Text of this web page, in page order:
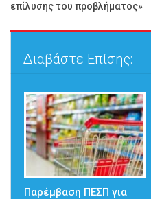
επίλυσης του προβλήματος»
Διαβάστε Επίσης:
Παρέμβαση ΠΕΣΠ για